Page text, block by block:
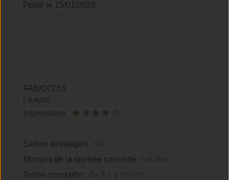
Posté le 15/01/2026
FABIO7253
( 9 AVIS)
Impression :
Saison privilégiée : été
Moment de la journée conseillé :
Le jour
Tenue constatée : de 3 à 6 heures